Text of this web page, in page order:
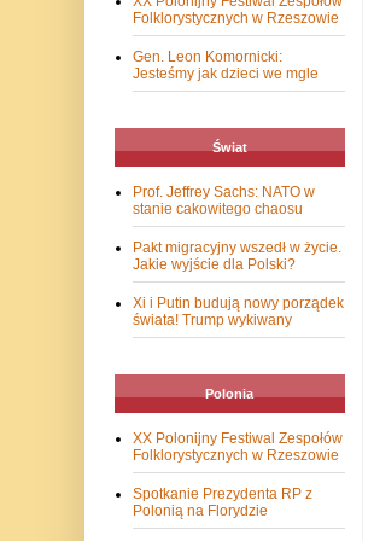
Folklorystycznych w Rzeszowie
Gen. Leon Komornicki:
Jesteśmy jak dzieci we mgle
Świat
Prof. Jeffrey Sachs: NATO w
stanie cakowitego chaosu
Pakt migracyjny wszedł w życie.
Jakie wyjście dla Polski?
Xi i Putin budują nowy porządek
świata! Trump wykiwany
Polonia
XX Polonijny Festiwal Zespołów
Folklorystycznych w Rzeszowie
Spotkanie Prezydenta RP z
Polonią na Florydzie